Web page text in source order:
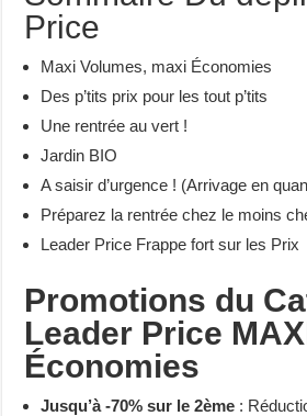
Price
Maxi Volumes, maxi Économies
Des p’tits prix pour les tout p’tits
Une rentrée au vert !
Jardin BIO
A saisir d’urgence ! (Arrivage en
Préparez la rentrée chez le moins
Leader Price Frappe fort sur les Prix
Promotions du
Leader Price
Économies
Jusqu’à -70% sur le 2ème :